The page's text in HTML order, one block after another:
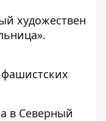
художествен
в Северный